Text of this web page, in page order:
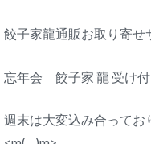
餃子家龍通販お取り寄せ
忘年会 餃子家 龍 受け付
週末は大変込み合ってお